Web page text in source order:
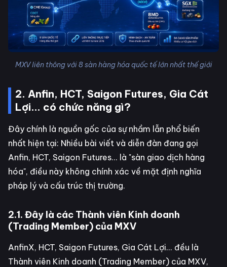
MXV liên thông với 8 sàn hàng hóa quốc tế lớn nhất thế giới
2. Anfin, HCT, Saigon Futures, Gia Cát
Lợi... có chức năng gì?
Đây chính là nguồn gốc của sự nhầm lẫn phổ biến
nhất hiện tại: Nhiều bài viết và diễn đàn đang gọi
Anfin, HCT, Saigon Futures... là "sàn giao dịch hàng
hóa", điều này không chính xác về mặt định nghĩa
pháp lý và cấu trúc thị trường.
2.1. Đây là các Thành viên Kinh doanh
(Trading Member) của MXV
AnfinX, HCT, Saigon Futures, Gia Cát Lợi... đều là
Thành viên Kinh doanh (Trading Member) của MXV,